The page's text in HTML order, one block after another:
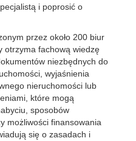
i poprosić o
przez około 200 biur
otrzyma fachową wiedzę
niezbędnych do
wyjaśnienia
nieruchomości lub
które mogą
sposobów
możliwości finansowania
się o zasadach i